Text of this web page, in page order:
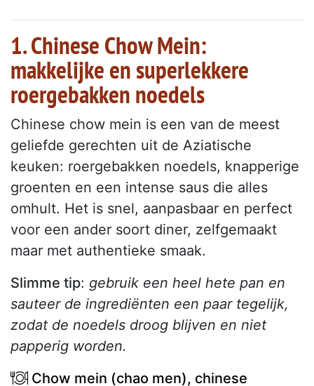
1. Chinese Chow Mein:
makkelijke en superlekkere
roergebakken noedels
Chinese chow mein is een van de meest
geliefde gerechten uit de Aziatische
keuken: roergebakken noedels, knapperige
groenten en een intense saus die alles
omhult. Het is snel, aanpasbaar en perfect
voor een ander soort diner, zelfgemaakt
maar met authentieke smaak.
Slimme tip: gebruik een heel hete pan en
sauteer de ingrediënten een paar tegelijk,
zodat de noedels droog blijven en niet
papperig worden.
Chow mein (chao men), chinese